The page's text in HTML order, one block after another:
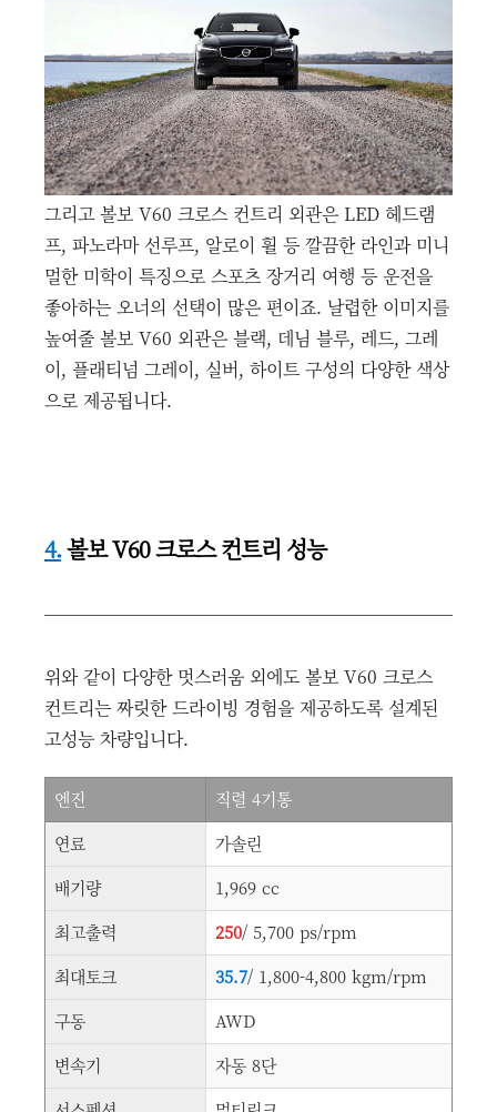
그리고 볼보 V60 크로스 컨트리 외관은 LED 헤드램
프, 파노라마 선루프, 알로이 휠 등 깔끔한 라인과 미니
멀한 미학이 특징으로 스포츠 장거리 여행 등 운전을
좋아하는 오너의 선택이 많은 편이죠. 날렵한 이미지를
높여줄 볼보 V60 외관은 블랙, 데님 블루, 레드, 그레
이, 플래티넘 그레이, 실버, 하이트 구성의 다양한 색상
으로 제공됩니다.
4.볼보 V60 크로스 컨트리 성능
위와 같이 다양한 멋스러움 외에도 볼보 V60 크로스
컨트리는 짜릿한 드라이빙 경험을 제공하도록 설계된
고성능 차량입니다.
엔진
직렬 4기통
연료
가솔린
배기량
1,969 cc
최고출력
250/ 5,700 ps/rpm
최대토크
35.7/ 1,800-4,800 kgm/rpm
구동
AWD
변속기
자동 8단